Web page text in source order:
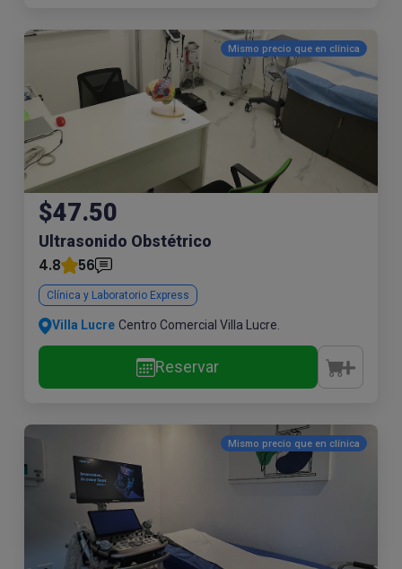
Mismo precio que en clínica
$47.50
Ultrasonido Obstétrico
4.8
56
Clínica y Laboratorio Express
Villa Lucre Centro Comercial Villa Lucre.
Reservar
Mismo precio que en clínica